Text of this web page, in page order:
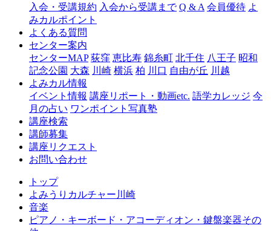
ャ
崎
入会・受講規約 入会から受講まで Q & A 会員優待 よ
みカルポイント
よくある質問
センター案内
センターMAP 荻窪 恵比寿 錦糸町 北千住 八王子 昭和
記念公園 大森 川崎 横浜 柏 川口 自由が丘 川越
よみカル情報
イベント情報 講座リポート・動画etc. 語学カレッジ 今
月の占い ワンポイント写真塾
講座検索
講師募集
講座リクエスト
お問い合わせ
トップ
よみうりカルチャー川崎
音楽
ピアノ・キーボード・アコーディオン・鍵盤楽器その